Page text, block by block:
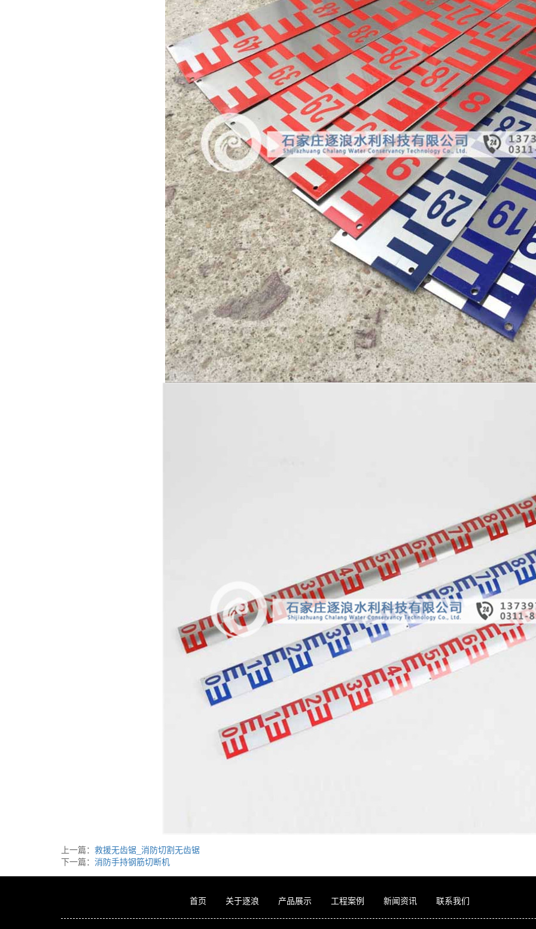
上一篇： 救援无齿锯_消防切割无齿锯
下一篇： 消防手持钢筋切断机
首页 关于逐浪 产品展示 工程案例 新闻资讯 联系我们